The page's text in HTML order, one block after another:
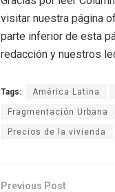
visitar nuestra página
parte inferior de esta
redacción y nuestros
Tags: América Latina
Fragmentación Urbana
Precios de la vivienda
Previous Post